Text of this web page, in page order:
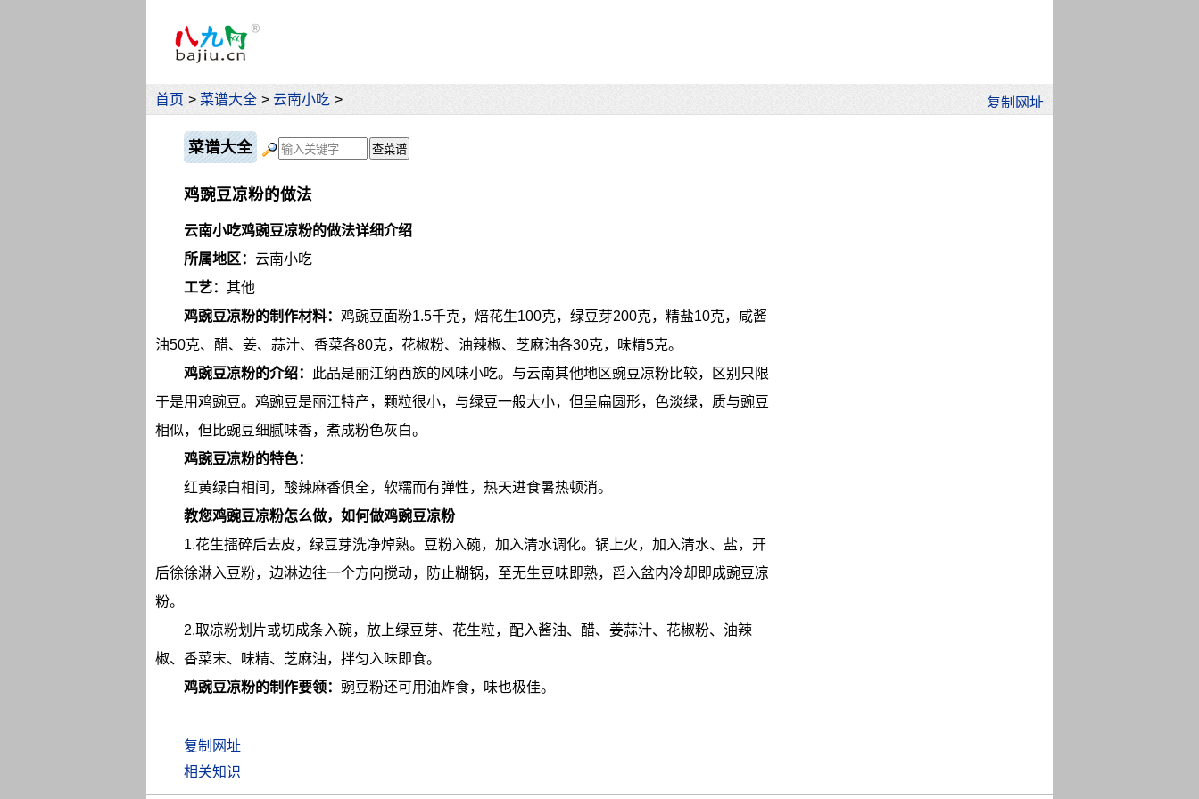
首页 > 菜谱大全 > 云南小吃 >
菜谱大全
鸡豌豆凉粉的做法
云南小吃鸡豌豆凉粉的做法详细介绍
所属地区： 云南小吃
工艺： 其他
鸡豌豆凉粉的制作材料： 鸡豌豆面粉1.5千克，焙花生100克，绿豆芽200克，精盐10克，咸酱
油50克、醋、姜、蒜汁、香菜各80克，花椒粉、油辣椒、芝麻油各30克，味精5克。
鸡豌豆凉粉的介绍：
此品是丽江纳西族的风味小吃。与云南其他地区豌豆凉粉比较，区别只限
于是用鸡豌豆。鸡豌豆是丽江特产，颗粒很小，与绿豆一般大小，但呈扁圆形，色淡绿，质与豌豆
相似，但比豌豆细腻味香，煮成粉色灰白。
鸡豌豆凉粉的特色：
红黄绿白相间，酸辣麻香俱全，软糯而有弹性，热天进食暑热顿消。
教您鸡豌豆凉粉怎么做，如何做鸡豌豆凉粉
1.花生擂碎后去皮，绿豆芽洗净焯熟。豆粉入碗，加入清水调化。锅上火，加入清水、盐，开
后徐徐淋入豆粉，边淋边往一个方向搅动，防止糊锅，至无生豆味即熟，舀入盆内冷却即成豌豆凉
粉。
2.取凉粉划片或切成条入碗，放上绿豆芽、花生粒，配入酱油、醋、姜蒜汁、花椒粉、油辣
椒、香菜末、味精、芝麻油，拌匀入味即食。
鸡豌豆凉粉的制作要领： 豌豆粉还可用油炸食，味也极佳。
相关知识